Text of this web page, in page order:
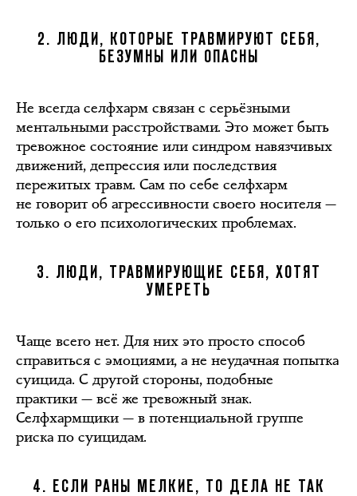
2. ЛЮДИ, КОТОРЫЕ ТРАВМИРУЮТ СЕБЯ,
БЕЗУМНЫ ИЛИ ОПАСНЫ
Не всегда селфхарм связан с серьёзными
ментальными расстройствами. Это может быть
тревожное состояние или синдром навязчивых
движений, депрессия или последствия
пережитых травм. Сам по себе селфхарм
не говорит об агрессивности своего носителя —
только о его психологических проблемах.
3. ЛЮДИ, ТРАВМИРУЮЩИЕ СЕБЯ, ХОТЯТ
УМЕРЕТЬ
Чаще всего нет. Для них это просто способ
справиться с эмоциями, а не неудачная попытка
суицида. С другой стороны, подобные
практики — всё же тревожный знак.
Селфхармщики — в потенциальной группе
риска по суицидам.
4. ЕСЛИ РАНЫ МЕЛКИЕ, ТО ДЕЛА НЕ ТАК